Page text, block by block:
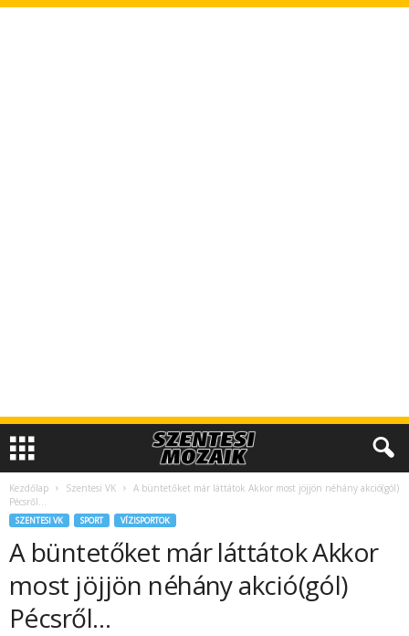
Kezdőlap Szentesi VK
A büntetőket már láttátok Akkor most jöjjön néhány akció(gól)
Pécsről…
SZENTESI VK SPORT VÍZISPORTOK
A büntetőket már láttátok Akkor
most jöjjön néhány akció(gól)
Pécsről…